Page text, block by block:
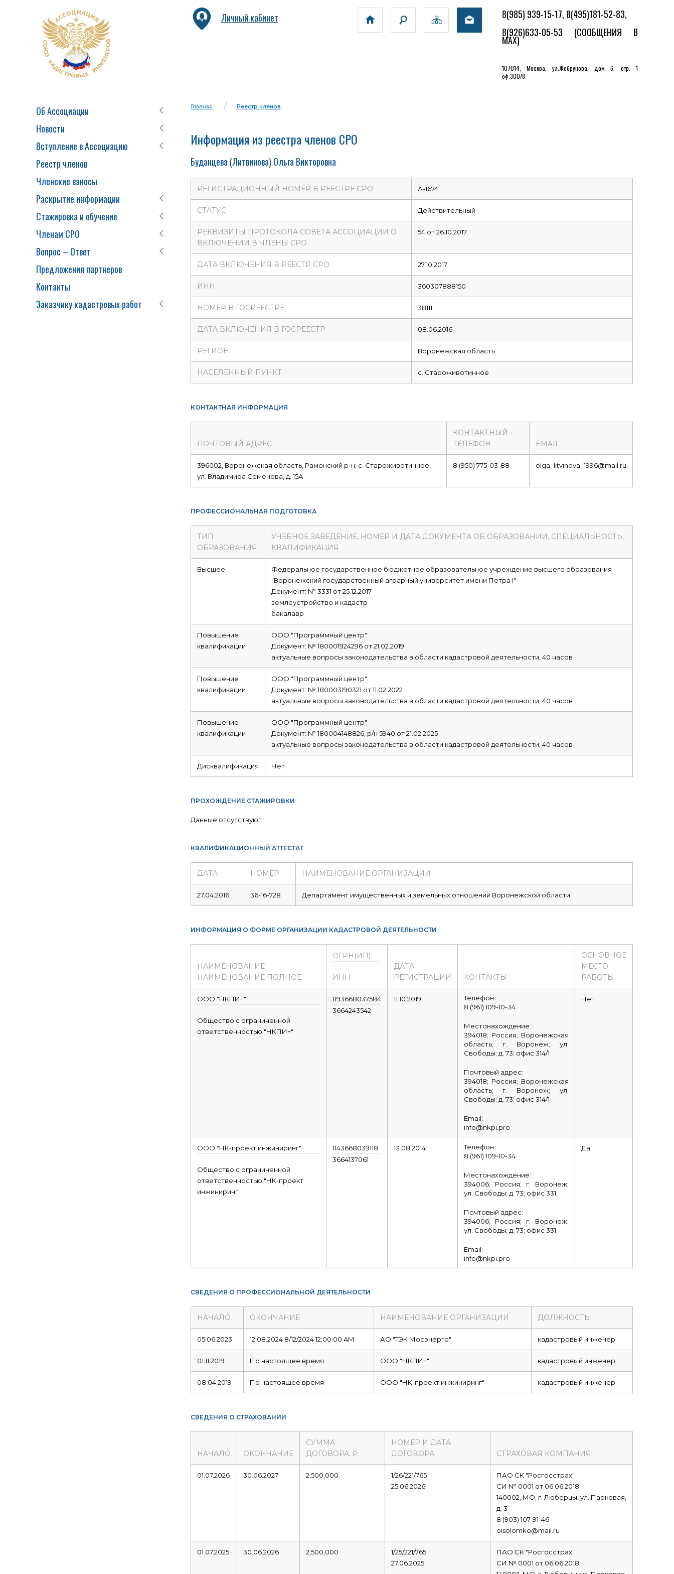
Об Ассоциации
Новости
Вступление в Ассоциацию
Реестр членов
Членские взносы
Раскрытие информации
Стажировка и обучение
Членам СРО
Вопрос – Ответ
Предложения партнеров
Контакты
Заказчику кадастровых работ
Личный кабинет
8(985) 939-15-17, 8(495)181-52-83,
8(926)633-05-53 (СООБЩЕНИЯ В
MAX)
107014, Москва, ул.Жебрунова, дом 6, стр. 1
оф.300/8
Главная Реестр членов
Информация из реестра членов СРО
Буданцева (Литвинова) Ольга Викторовна
РЕГИСТРАЦИОННЫЙ НОМЕР В РЕЕСТРЕ СРО А-1674
СТАТУС Действительный
РЕКВИЗИТЫ ПРОТОКОЛА СОВЕТА АССОЦИАЦИИ О
ВКЛЮЧЕНИИ В ЧЛЕНЫ СРО
54 от 26.10.2017
ДАТА ВКЛЮЧЕНИЯ В РЕЕСТР СРО 27.10.2017
ИНН 360307888150
НОМЕР В ГОСРЕЕСТРЕ 38111
ДАТА ВКЛЮЧЕНИЯ В ГОСРЕЕСТР 08.06.2016
РЕГИОН Воронежская область
НАСЕЛЕННЫЙ ПУНКТ с. Староживотинное
КОНТАКТНАЯ ИНФОРМАЦИЯ
ПОЧТОВЫЙ АДРЕС
КОНТАКТНЫЙ
ТЕЛЕФОН
EMAIL
396002, Воронежская область, Рамонский р-н, с. Староживотинное,
ул. Владимира Семенова, д. 15А
8 (950) 775-03-88 olga_litvinova_1996@mail.ru
ПРОФЕССИОНАЛЬНАЯ ПОДГОТОВКА
ТИП
ОБРАЗОВАНИЯ
УЧЕБНОЕ ЗАВЕДЕНИЕ, НОМЕР И ДАТА ДОКУМЕНТА ОБ ОБРАЗОВАНИИ, СПЕЦИАЛЬНОСТЬ,
КВАЛИФИКАЦИЯ
Высшее
Федеральное государственное бюджетное образовательное учреждение высшего образования
"Воронежский государственный аграрный университет имени Петра I"
Документ: № 3331 от 25.12.2017
землеустройство и кадастр
бакалавр
Повышение
квалификации
ООО "Программный центр"
Документ: № 180001924296 от 21.02.2019
актуальные вопросы законодательства в области кадастровой деятельности, 40 часов
Повышение
квалификации
ООО "Программный центр"
Документ: № 180003190321 от 11.02.2022
актуальные вопросы законодательства в области кадастровой деятельности, 40 часов
Повышение
квалификации
ООО "Программный центр"
Документ: № 180004148826, р/н 5940 от 21.02.2025
актуальные вопросы законодательства в области кадастровой деятельности, 40 часов
Дисквалификация Нет
ПРОХОЖДЕНИЕ СТАЖИРОВКИ
Данные отсутствуют
КВАЛИФИКАЦИОННЫЙ АТТЕСТАТ
ДАТА НОМЕР НАИМЕНОВАНИЕ ОРГАНИЗАЦИИ
27.04.2016 36-16-728 Департамент имущественных и земельных отношений Воронежской области
ИНФОРМАЦИЯ О ФОРМЕ ОРГАНИЗАЦИИ КАДАСТРОВОЙ ДЕЯТЕЛЬНОСТИ
НАИМЕНОВАНИЕ
НАИМЕНОВАНИЕ ПОЛНОЕ
ОГРН(ИП)
ИНН
ДАТА
РЕГИСТРАЦИИ
КОНТАКТЫ
ОСНОВНОЕ
МЕСТО
РАБОТЫ
ООО "НКПИ+"
Общество с ограниченной
ответственностью "НКПИ+"
1193668037584
3664243542
11.10.2019
Телефон:
8 (961) 109-10-34
Местонахождение:
394018; Россия; Воронежская
область; г. Воронеж; ул.
Свободы; д. 73; офис 314/1
Почтовый адрес:
394018; Россия; Воронежская
область; г. Воронеж; ул.
Свободы; д. 73; офис 314/1
Email:
info@nkpi.pro
Нет
ООО "НК-проект инжиниринг"
Общество с ограниченной
ответственностью "НК-проект
инжиниринг"
1143668039118
3664137061
13.08.2014
Телефон:
8 (961) 109-10-34
Местонахождение:
394006; Россия; г. Воронеж;
ул. Свободы; д. 73; офис 331
Почтовый адрес:
394006; Россия; г. Воронеж;
ул. Свободы; д. 73; офис 331
Email:
info@nkpi.pro
Да
СВЕДЕНИЯ О ПРОФЕССИОНАЛЬНОЙ ДЕЯТЕЛЬНОСТИ
НАЧАЛО ОКОНЧАНИЕ НАИМЕНОВАНИЕ ОРГАНИЗАЦИИ ДОЛЖНОСТЬ
05.06.2023 12.08.2024 8/12/2024 12:00:00 AM АО "ТЭК Мосэнерго" кадастровый инженер
01.11.2019 По настоящее время ООО "НКПИ+" кадастровый инженер
08.04.2019 По настоящее время ООО "НК-проект инжиниринг" кадастровый инженер
СВЕДЕНИЯ О СТРАХОВАНИИ
НАЧАЛО ОКОНЧАНИЕ
СУММА
ДОГОВОРА, ₽
НОМЕР И ДАТА
ДОГОВОРА
СТРАХОВАЯ КОМПАНИЯ
01.07.2026 30.06.2027 2,500,000
1/26/221/765
25.06.2026
ПАО СК "Росгосстрах"
СИ № 0001 от 06.06.2018
140002, МО, г. Люберцы, ул. Парковая,
д. 3
8 (903) 107-91-46
oisolomko@mail.ru
01.07.2025 30.06.2026 2,500,000
1/25/221/765
27.06.2025
ПАО СК "Росгосстрах"
СИ № 0001 от 06.06.2018